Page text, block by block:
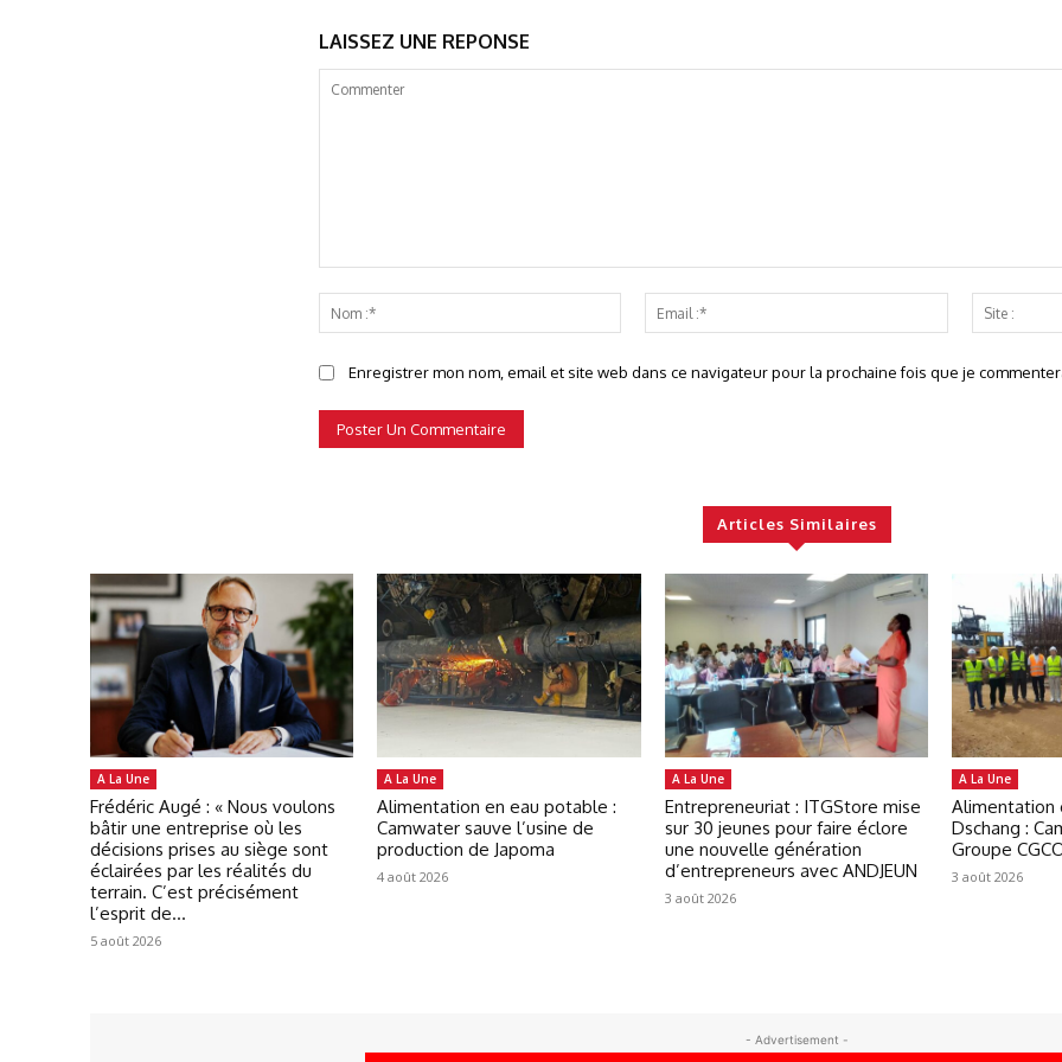
LAISSEZ UNE REPONSE
:*
Email
:*
Enregistrer mon nom, email et site web dans ce navigateur pour la prochaine fois que je
Articles Similaires
A La Une
Frédéric Augé : « Nous voulons
bâtir une entreprise où les
décisions prises au siège sont
éclairées par les réalités du
terrain. C’est précisément
l’esprit de...
5 août 2026
A La Une
Alimentation en eau potable :
Camwater sauve l’usine de
production de Japoma
4 août 2026
A La Une
Entrepreneuriat : ITGStore mise
sur 30 jeunes pour faire éclore
une nouvelle génération
d’entrepreneurs avec ANDJEUN
3 août 2026
A La Une
Alimentation
Dschang :
Groupe
3 août 2026
- Advertisement -